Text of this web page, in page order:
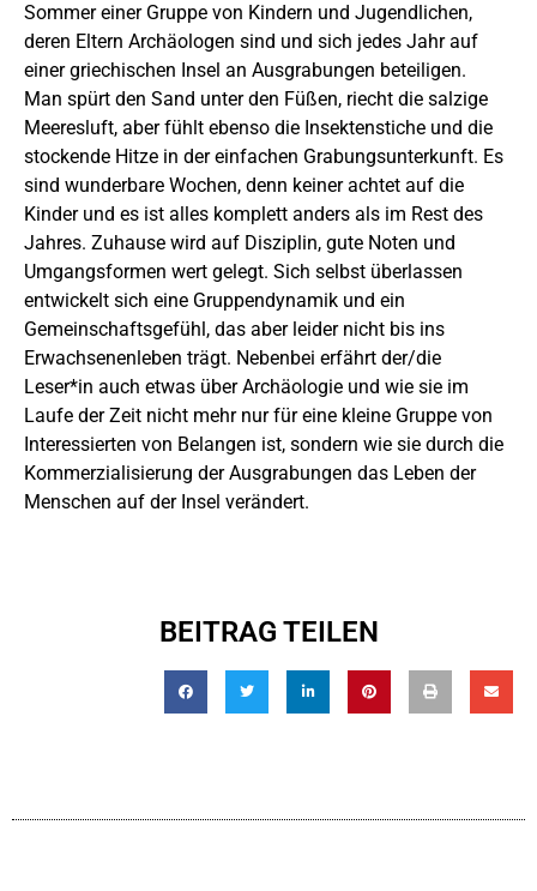
Sommer einer Gruppe von Kindern und Jugendlichen,
deren Eltern Archäologen sind und sich jedes Jahr auf
einer griechischen Insel an Ausgrabungen beteiligen.
Man spürt den Sand unter den Füßen, riecht die salzige
Meeresluft, aber fühlt ebenso die Insektenstiche und die
stockende Hitze in der einfachen Grabungsunterkunft. Es
sind wunderbare Wochen, denn keiner achtet auf die
Kinder und es ist alles komplett anders als im Rest des
Jahres. Zuhause wird auf Disziplin, gute Noten und
Umgangsformen wert gelegt. Sich selbst überlassen
entwickelt sich eine Gruppendynamik und ein
Gemeinschaftsgefühl, das aber leider nicht bis ins
Erwachsenenleben trägt. Nebenbei erfährt der/die
Leser*in auch etwas über Archäologie und wie sie im
Laufe der Zeit nicht mehr nur für eine kleine Gruppe von
Interessierten von Belangen ist, sondern wie sie durch die
Kommerzialisierung der Ausgrabungen das Leben der
Menschen auf der Insel verändert.
BEITRAG TEILEN